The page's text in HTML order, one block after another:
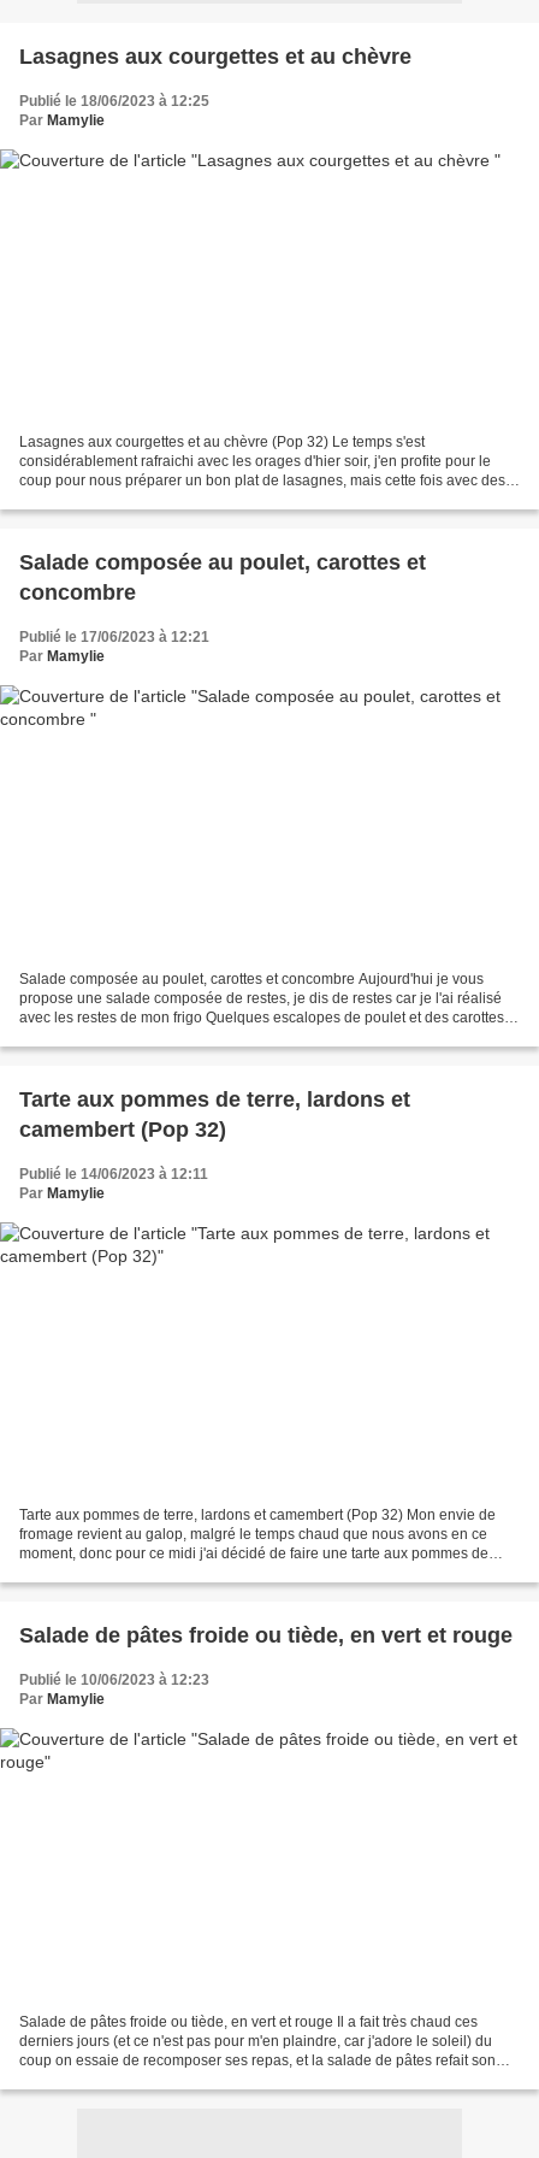
Lasagnes aux courgettes et au chèvre
Publié le 18/06/2023 à 12:25
Par Mamylie
Lasagnes aux courgettes et au chèvre (Pop 32) Le temps s'est
considérablement rafraichi avec les orages d'hier soir, j'en profite pour le
coup pour nous préparer un bon plat de lasagnes, mais cette fois avec des
Salade composée au poulet, carottes et
concombre
Publié le 17/06/2023 à 12:21
Par Mamylie
Salade composée au poulet, carottes et concombre Aujourd'hui je vous
propose une salade composée de restes, je dis de restes car je l'ai réalisé
avec les restes de mon frigo Quelques escalopes de poulet et des carottes
Tarte aux pommes de terre, lardons et
camembert (Pop 32)
Publié le 14/06/2023 à 12:11
Par Mamylie
Tarte aux pommes de terre, lardons et camembert (Pop 32) Mon envie de
fromage revient au galop, malgré le temps chaud que nous avons en ce
moment, donc pour ce midi j'ai décidé de faire une tarte aux pommes de
Salade de pâtes froide ou tiède, en vert et rouge
Publié le 10/06/2023 à 12:23
Par Mamylie
Salade de pâtes froide ou tiède, en vert et rouge Il a fait très chaud ces
derniers jours (et ce n'est pas pour m'en plaindre, car j'adore le soleil) du
coup on essaie de recomposer ses repas, et la salade de pâtes refait son